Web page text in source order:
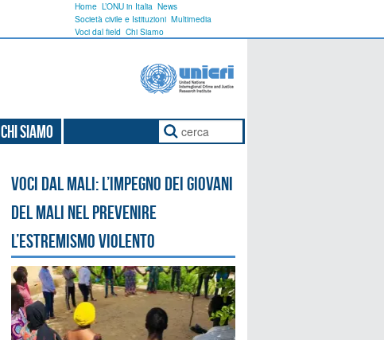
Home L’ONU in Italia News
Società civile e Istituzioni Multimedia
Voci dal field Chi Siamo
Chi Siamo
Voci dal Mali: l’impegno dei giovani
del Mali nel prevenire
l’estremismo violento